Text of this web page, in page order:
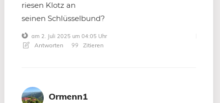
riesen Klotz an
seinen Schlüsselbund?
am 2. Juli 2025 um 04:05 Uhr
Antworten Zitieren
Ormenn1